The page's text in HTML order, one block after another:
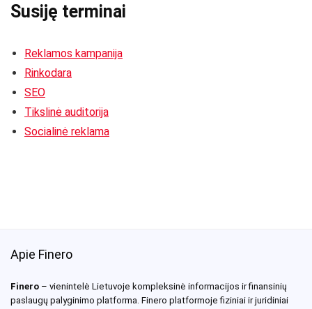
Susiję terminai
Reklamos kampanija
Rinkodara
SEO
Tikslinė auditorija
Socialinė reklama
Apie Finero
Finero – vienintelė Lietuvoje kompleksinė informacijos ir finansinių
paslaugų palyginimo platforma. Finero platformoje fiziniai ir juridiniai